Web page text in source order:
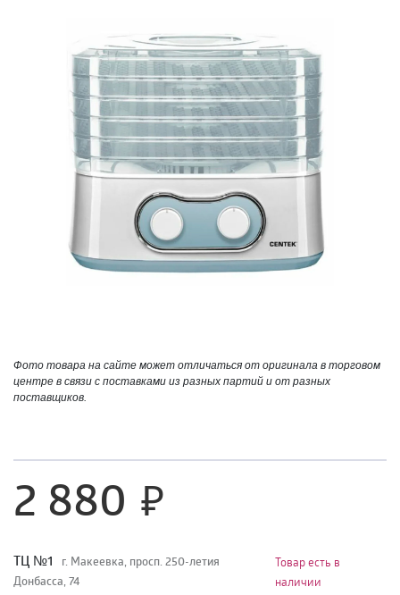
Фото товара на сайте может отличаться от оригинала в торговом
центре в связи с поставками из разных партий и от разных
поставщиков.
2 880
TЦ №1
г. Макеевка, просп. 250-летия
Донбасса, 74
Товар есть в
наличии